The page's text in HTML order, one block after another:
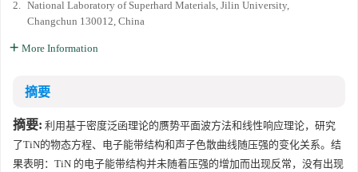
2. National Laboratory of Superhard Materials, Jilin University,
Changchun 130012, China
More Information
摘要
摘要: 利用基于密度泛函理论的赝势平面波方法和线性响应理论，研究
了TiN的物态方程、电子能带结构和声子色散曲线随压强的变化关系。结
果表明：TiN 的电子能带结构并未随着压强的增加而出现反常，没有出现